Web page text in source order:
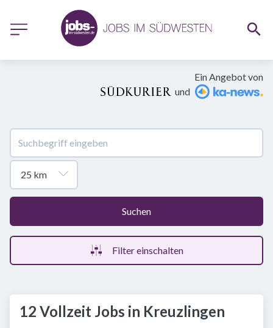
Ein Angebot von
und
Suchen
Filter einschalten
12 Vollzeit Jobs in Kreuzlingen